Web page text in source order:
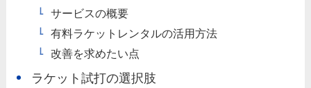
サービスの概要
有料ラケットレンタルの活用方法
改善を求めたい点
ラケット試打の選択肢